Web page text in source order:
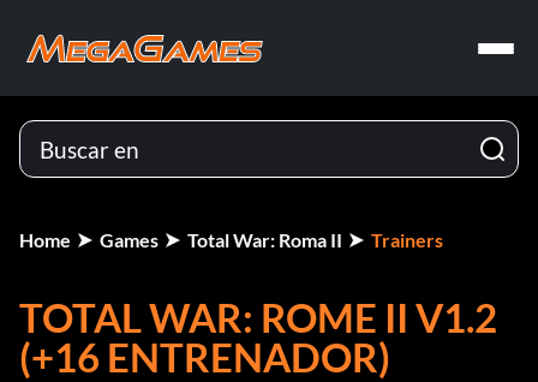
Home Games Total War: Roma II Trainers
TOTAL WAR: ROME II V1.2
(+16 ENTRENADOR)